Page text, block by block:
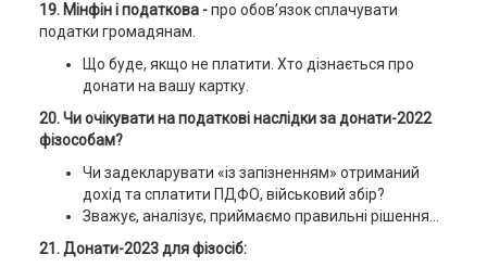
19. Мінфін і податкова -про обов’язок сплачувати
податки громадянам.
Що буде, якщо не платити. Хто дізнається про
донати на вашу картку.
20. Чи очікувати на податкові наслідки за донати-2022
фізособам?
Чи задекларувати «із запізненням» отриманий
дохід та сплатити ПДФО, військовий збір?
Зважує, аналізує, приймаємо правильні рішення…
21. Донати-2023 для фізосіб: